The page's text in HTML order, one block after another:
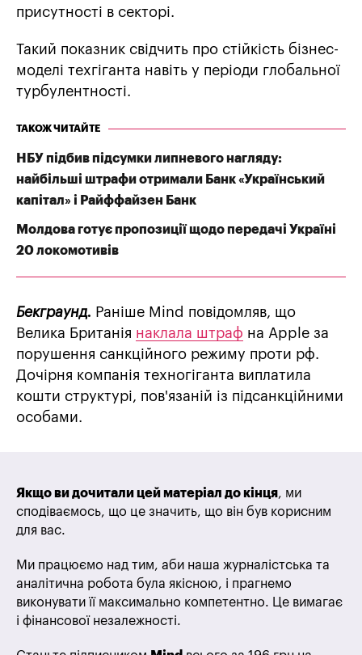
присутності в секторі.
Такий показник свідчить про стійкість бізнес-
моделі техгіганта навіть у періоди глобальної
турбулентності.
ТАКОЖ ЧИТАЙТЕ
НБУ підбив підсумки липневого нагляду:
найбільші штрафи отримали Банк «Український
капітал» і Райффайзен Банк
Молдова готує пропозиції щодо передачі Україні
20 локомотивів
Бекграунд. Раніше Mind повідомляв, що
Велика Британія наклала штраф на Apple за
порушення санкційного режиму проти рф.
Дочірня компанія техногіганта виплатила
кошти структурі, пов'язаній із підсанкційними
особами.
Якщо ви дочитали цей матеріал до кінця, ми
сподіваємось, що це значить, що він був корисним
для вас.
Ми працюємо над тим, аби наша журналістська та
аналітична робота була якісною, і прагнемо
виконувати її максимально компетентно. Це вимагає
і фінансової незалежності.